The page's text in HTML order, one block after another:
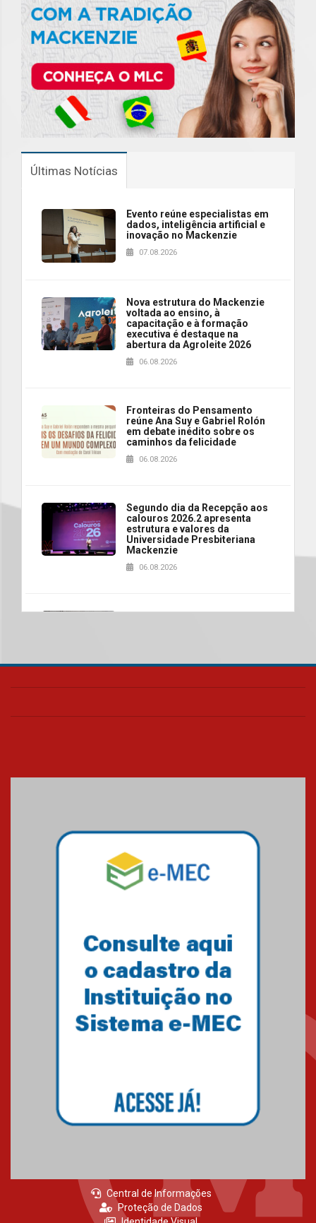
Últimas Notícias
Evento reúne especialistas em
dados, inteligência artificial e
inovação no Mackenzie
07.08.2026
Nova estrutura do Mackenzie
voltada ao ensino, à
capacitação e à formação
executiva é destaque na
abertura da Agroleite 2026
06.08.2026
Fronteiras do Pensamento
reúne Ana Suy e Gabriel Rolón
em debate inédito sobre os
caminhos da felicidade
06.08.2026
Segundo dia da Recepção aos
calouros 2026.2 apresenta
estrutura e valores da
Universidade Presbiteriana
Mackenzie
06.08.2026
Nova apresentação do Centro
realizará nova edição da Feira
04.08.2026
Mackenzie recepciona os
calouros do segundo semestre
Como o Colégio Mackenzie
Brasília prepara seus
estudantes para o PAS antes
mesmo do Ensino Médio
04.08.2026
Central de Informações
Proteção de Dados